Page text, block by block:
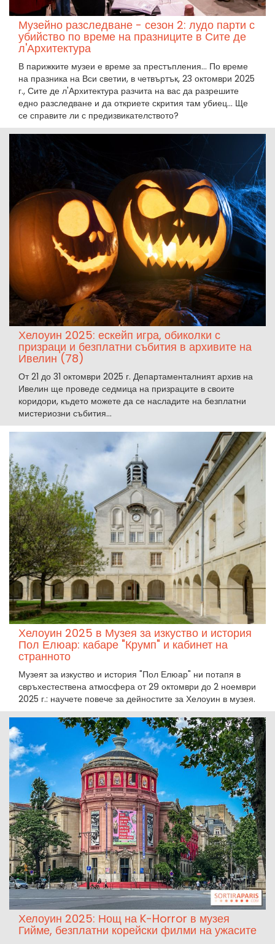
Музейно разследване - сезон 2: лудо парти с
убийство по време на празниците в Сите де
л'Архитектура
В парижките музеи е време за престъпления... По време
на празника на Вси светии, в четвъртък, 23 октомври 2025
г., Сите де л'Архитектура разчита на вас да разрешите
едно разследване и да откриете скрития там убиец... Ще
се справите ли с предизвикателството?
Хелоуин 2025: ескейп игра, обиколки с
призраци и безплатни събития в архивите на
Ивелин (78)
От 21 до 31 октомври 2025 г. Департаменталният архив на
Ивелин ще проведе седмица на призраците в своите
коридори, където можете да се насладите на безплатни
мистериозни събития...
Хелоуин 2025 в Музея за изкуство и история
Пол Елюар: кабаре "Крумп" и кабинет на
странното
Музеят за изкуство и история "Пол Елюар" ни потапя в
свръхестествена атмосфера от 29 октомври до 2 ноември
2025 г.: научете повече за дейностите за Хелоуин в музея.
Хелоуин 2025: Нощ на K-Horror в музея
Гийме, безплатни корейски филми на ужасите